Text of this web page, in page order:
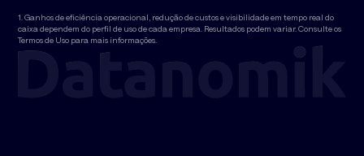
1. Ganhos de eficiência operacional, redução de custos e visibilidade em tempo real do
caixa dependem do perfil de uso de cada empresa. Resultados podem variar. Consulte os
Termos de Uso para mais informações.